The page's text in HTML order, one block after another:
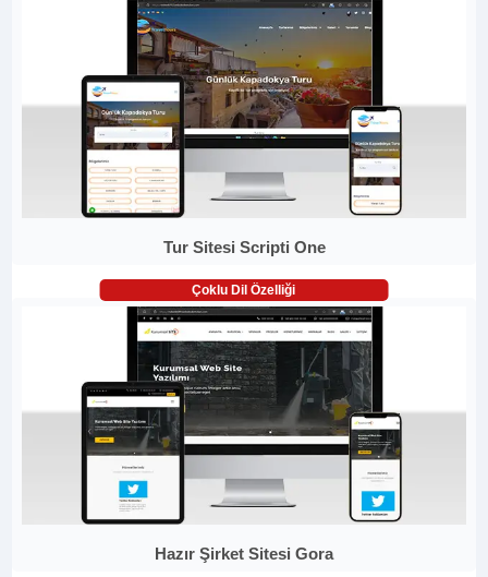
Tur Sitesi Scripti One
Çoklu Dil Özelliği
Hazır Şirket Sitesi Gora